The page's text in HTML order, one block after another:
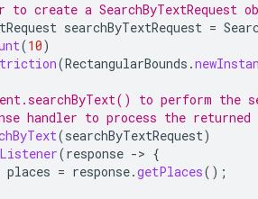
create a SearchByTextRequest
searchByTextRequest =
(10)
(RectangularBounds .
to perform the
handler to process the
(searchByTextRequest)
(response -> {
places = response.getPlaces();